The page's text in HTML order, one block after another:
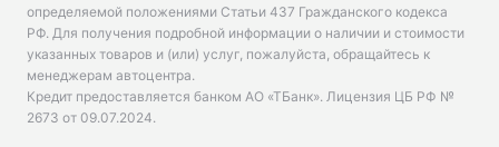
определяемой положениями Статьи 437 Гражданского кодекса
РФ. Для получения подробной информации о наличии и стоимости
указанных товаров и (или) услуг, пожалуйста, обращайтесь к
менеджерам автоцентра.
Кредит предоставляется банком АО «ТБанк». Лицензия ЦБ РФ №
2673 от 09.07.2024.